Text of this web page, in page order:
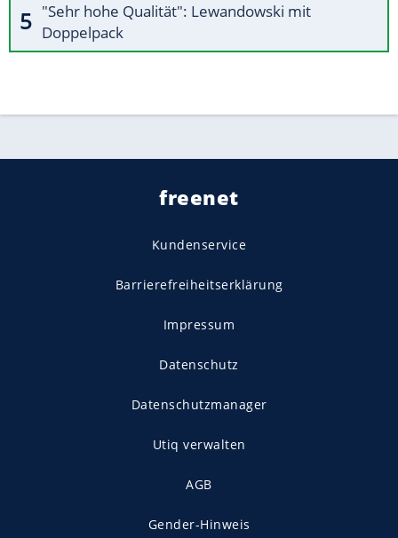
"Sehr hohe Qualität": Lewandowski mit
Doppelpack
freenet
Kundenservice
Barrierefreiheitserklärung
Impressum
Datenschutz
Datenschutzmanager
Utiq verwalten
AGB
Gender-Hinweis